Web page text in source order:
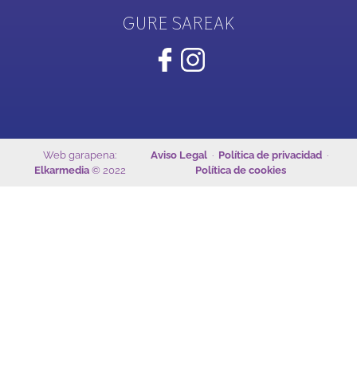
GURE SAREAK
Web garapena:
Elkarmedia© 2022
Aviso Legal· Política de privacidad·
Política de cookies